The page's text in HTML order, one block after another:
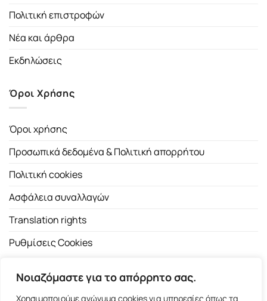
Νοιαζόμαστε για το απόρρητο σας.
Χρησιμοποιούμε ανώνυμα cookies για υπηρεσίες όπως τα
Πολιτική επιστροφών
Νέα και άρθρα
Εκδηλώσεις
Όροι Χρήσης
Όροι χρήσης
Προσωπικά δεδομένα & Πολιτική απορρήτου
Πολιτική cookies
Ασφάλεια συναλλαγών
Translation rights
Ρυθμίσεις Cookies